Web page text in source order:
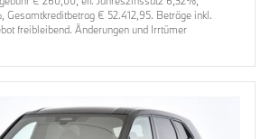
Gesamtkreditbetrag € 52.412,95. Beträge inkl.
freibleibend. Änderungen und Irrtümer